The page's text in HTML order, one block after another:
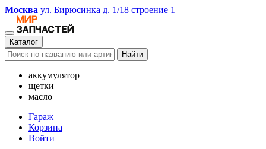
Москва ул. Бирюсинка д. 1/18 строение 1
Каталог
Найти
аккумулятор
щетки
масло
Гараж
Корзина
Войти